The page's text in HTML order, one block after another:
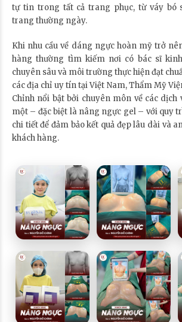
tự tin trong tất cả trang phục, từ váy bó
trang thường ngày.
Khi nhu cầu về dáng ngực hoàn mỹ trở
hàng thường tìm kiếm nơi có bác sĩ
chuyên sâu và môi trường thực hiện đạt
các địa chỉ uy tín tại Việt Nam, Thẩm Mỹ
Chỉnh nổi bật bởi chuyên môn về các dịch
một – đặc biệt là nâng ngực gel – với quy
chi tiết để đảm bảo kết quả đẹp lâu dài và
khách hàng.